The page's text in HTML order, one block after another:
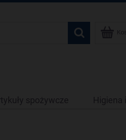
spożywcze Higiena